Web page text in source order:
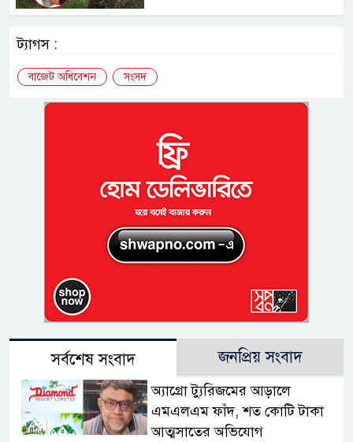
ট্যাগস :
বাজেট অধিবেশন সংসদ
সর্বশেষ সংবাদ জনপ্রিয় সংবাদ
অ্যাগ্রো ট্যুরিজমের আড়ালে
এমএলএম ফাঁদ, শত কোটি টাকা
আত্মসাতের অভিযোগ